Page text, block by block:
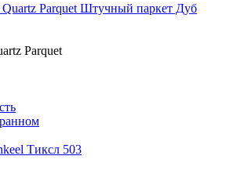
Parquet Штучный паркет Дуб
Parquet